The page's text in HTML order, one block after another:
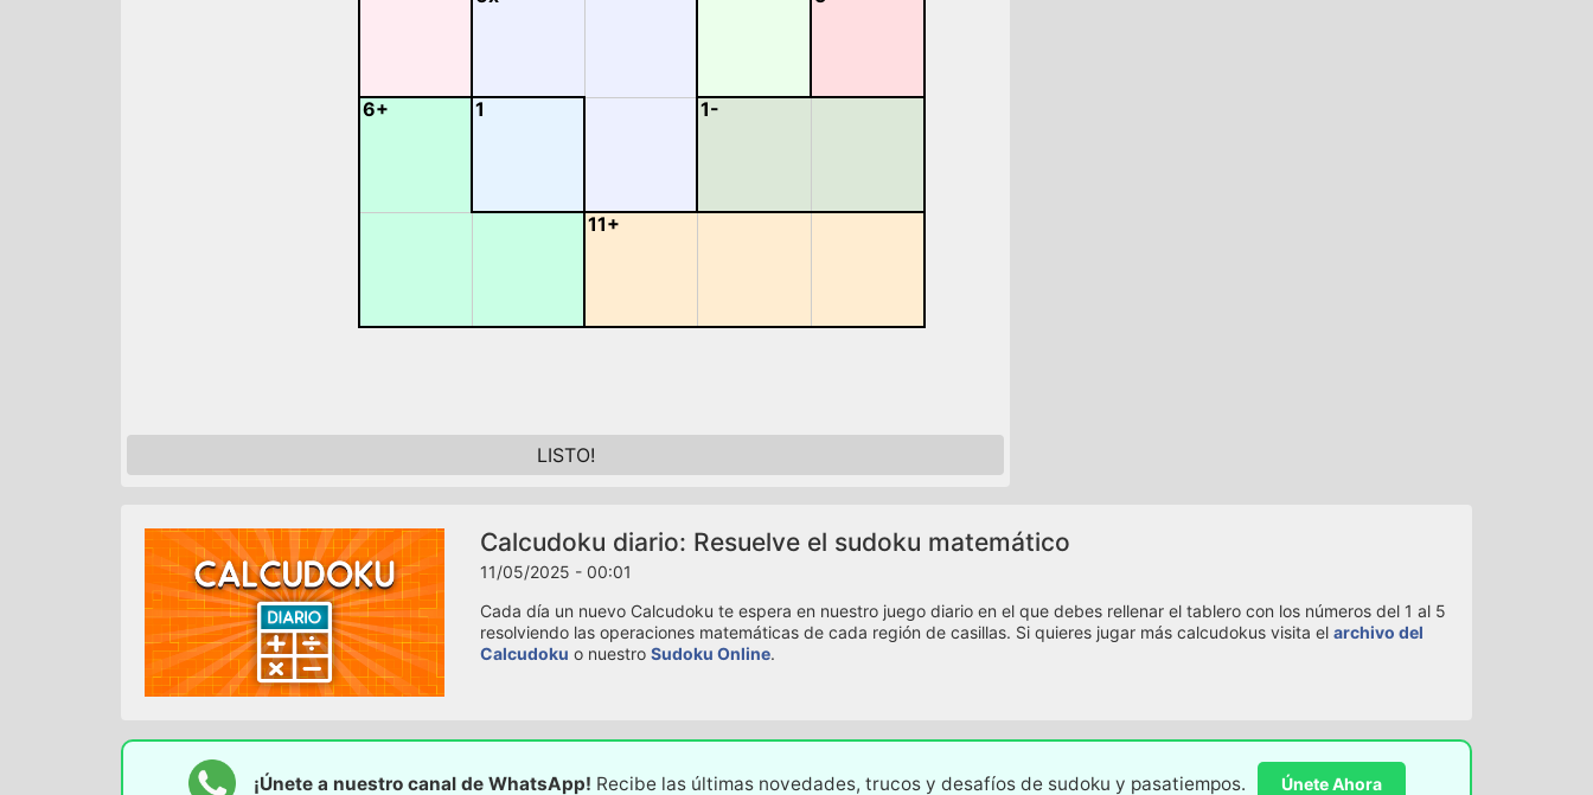
6+ 1 1-
11+
LISTO!
Calcudoku diario: Resuelve el sudoku matemático
11/05/2025 - 00:01
Cada día un nuevo Calcudoku te espera en nuestro juego diario en el que debes rellenar el tablero con los números del 1 al 5
resolviendo las operaciones matemáticas de cada región de casillas. Si quieres jugar más calcudokus visita el archivo del
Calcudoku o nuestro Sudoku Online.
¡Únete a nuestro canal de WhatsApp! Recibe las últimas novedades, trucos y desafíos de sudoku y pasatiempos. Únete Ahora